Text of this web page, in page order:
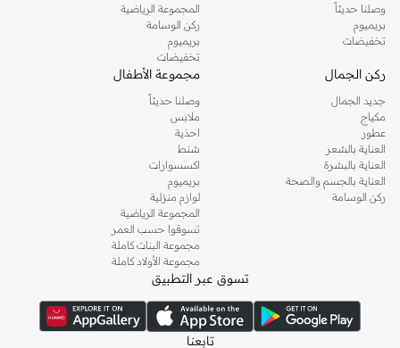
وصلنا حديثاً
بريميوم
تخفيضات
المجموعة الرياضية
ركن الوسامة
بريميوم
تخفيضات
ركن الجمال
جديد الجمال
مكياج
عطور
العناية بالشعر
العناية بالبشرة
العناية بالجسم والصحة
ركن الوسامة
مجموعة الأطفال
وصلنا حديثاً
ملابس
احذية
شنط
اكسسوارات
بريميوم
لوازم منزلية
المجموعة الرياضية
تسوقوا حسب العمر
مجموعة البنات كاملة
مجموعة الأولاد كاملة
تسوق عبر التطبيق
تابعنا